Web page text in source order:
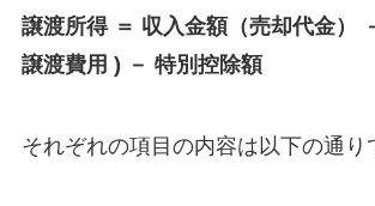
譲渡所得 ＝ 収入金額（売却代金）
譲渡費用 ) － 特別控除額
それぞれの項目の内容は以下の通り